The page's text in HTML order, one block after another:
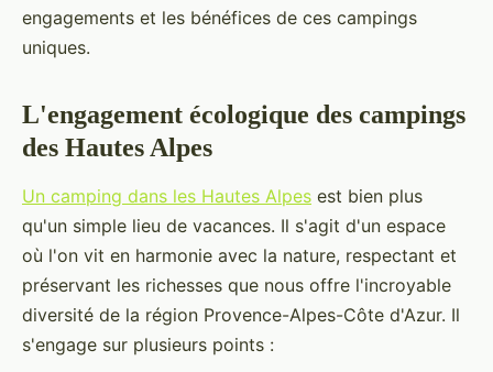
engagements et les bénéfices de ces campings
uniques.
L'engagement écologique des campings
des Hautes Alpes
Un camping dans les Hautes Alpes est bien plus
qu'un simple lieu de vacances. Il s'agit d'un espace
où l'on vit en harmonie avec la nature, respectant et
préservant les richesses que nous offre l'incroyable
diversité de la région Provence-Alpes-Côte d'Azur. Il
s'engage sur plusieurs points :